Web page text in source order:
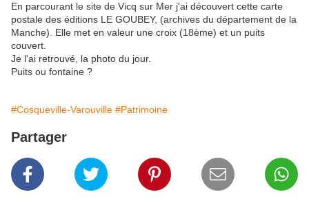
En parcourant le site de Vicq sur Mer j'ai découvert cette carte
postale des éditions LE GOUBEY, (archives du département de la
Manche). Elle met en valeur une croix (18ème) et un puits
couvert.
Je l'ai retrouvé, la photo du jour.
Puits ou fontaine ?
#Cosqueville-Varouville #Patrimoine
Partager